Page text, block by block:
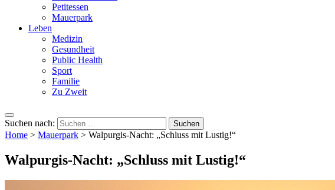
Petitessen
Mauerpark
Leben
Medizin
Gesundheit
Public Health
Sport
Familie
Zu Zweit
Suchen nach:
Home > Mauerpark > Walpurgis-Nacht: „Schluss mit Lustig!“
Walpurgis-Nacht: „Schluss mit Lustig!“